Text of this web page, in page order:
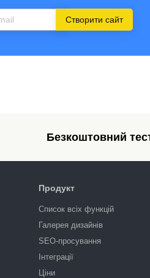
Створити сайт
Безкоштовний
Продукт
Список всіх функцій
Галерея дизайнів
SEO-просування
Інтеграції
Ціни